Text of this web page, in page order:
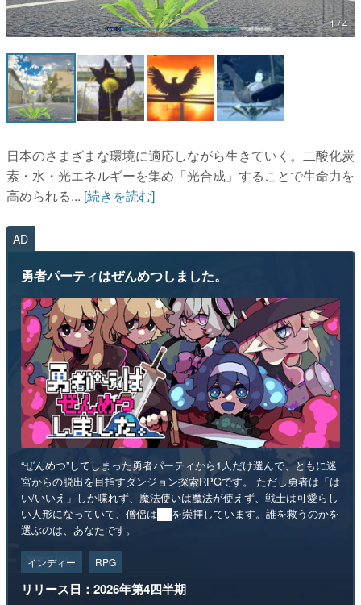
特集記事
マンガ
女性向け
アプリレビュー
その他
電ファミニコゲーマーとは？
運営：株式会社マレ
1 / 4
日本のさまざまな環境に適応しながら生きていく。二酸化炭
素・水・光エネルギーを集め「光合成」することで生命力を
高められる... [続きを読む]
AD
勇者パーティはぜんめつしました。
“ぜんめつ”してしまった勇者パーティから1人だけ選んで、ともに迷
宮からの脱出を目指すダンジョン探索RPGです。 ただし勇者は「は
い/いいえ」しか喋れず、魔法使いは魔法が使えず、戦士は可愛らし
い人形になっていて、僧侶は██を崇拝しています。誰を救うのかを
選ぶのは、あなたです。
インディー RPG
リリース日：2026年第4四半期